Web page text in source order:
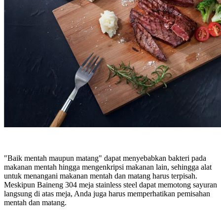
"Baik mentah maupun matang" dapat menyebabkan bakteri pada
makanan mentah hingga mengenkripsi makanan lain, sehingga alat
untuk menangani makanan mentah dan matang harus terpisah.
Meskipun Baineng 304 meja stainless steel dapat memotong sayuran
langsung di atas meja, Anda juga harus memperhatikan pemisahan
mentah dan matang.